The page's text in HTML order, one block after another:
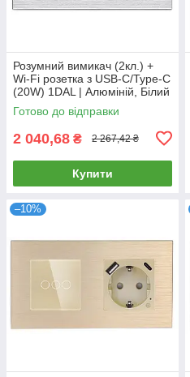
Розумний вимикач (2кл.) +
Wi-Fi розетка з USB-C/Type-C
(20W) 1DAL | Алюміній, Білий
(A157-GSW2G.WF-
STUTC.WF.WT)
Готово до відправки
2 040,68 ₴ 2 267,42 ₴
Купити
–10%